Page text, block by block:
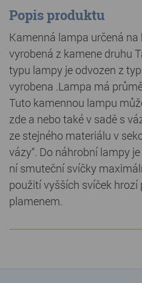
Popis produktu
Kamenná lampa určená
vyrobená z kamene druhu
typu lampy je odvozen z
vyrobena .Lampa má
Tuto kamennou lampu
zde a nebo také v sadě s
ze stejného materiálu v
vázy“. Do náhrobní lampy
ní smuteční svíčky
použití vyšších svíček
plamenem.